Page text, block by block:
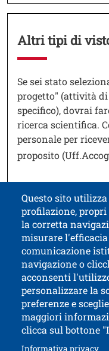
Altri tipi di
Testo
Se sei stato
progetto" (attività
specifico), dovrai
ricerca scientifica.
personale per
proposito (
Contatti
Titolo contatti
Questo sito
profilazione,
la corretta
misurare
comunicazione
navigazione o
acconsenti
personalizzare la
preferenze e
maggiori
clicca sul bottone
Informativa privacy
via